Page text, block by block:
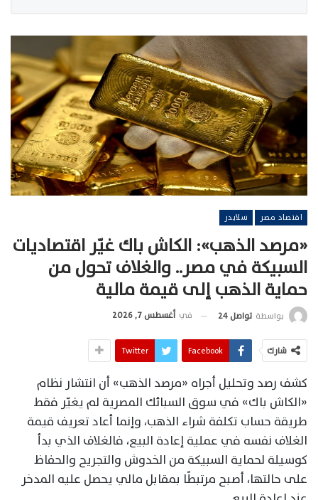
اقتصاد مصر سلايدر
«مرصد الذهب»: الكاش باك غيّر اقتصاديات
السبيكة في مصر.. والغلاف تحول من
حماية الذهب إلى قيمة مالية
بواسطة تواصل 24 في أغسطس 7, 2026
شارك Facebook
Twitter
كشف رصد وتحليل أجراه «مرصد الذهب» أن انتشار نظام
«الكاش باك» في سوق السبائك المصرية لم يغيّر فقط
طريقة حساب تكلفة شراء الذهب، وإنما أعاد تعريف قيمة
الغلاف نفسه في عملية إعادة البيع، فالغلاف الذي بدأ
كوسيلة لحماية السبيكة من الخدوش والتجريح والحفاظ
على حالتها، أصبح مرتبطًا بمقابل مالي يحصل عليه المدخر